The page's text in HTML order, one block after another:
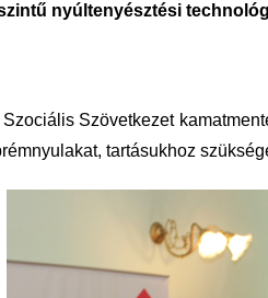
nyúltenyésztési
Szövetkezet
tartásukhoz